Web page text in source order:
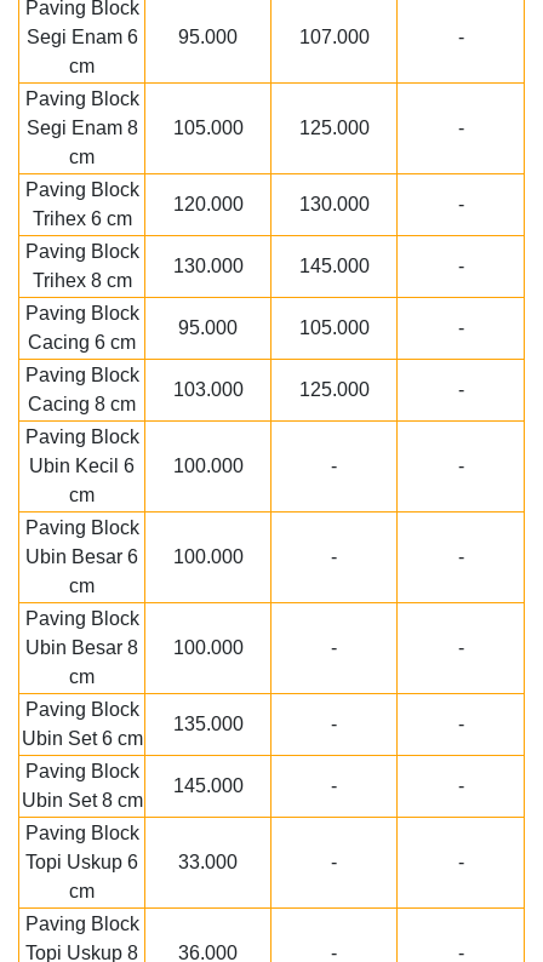
Paving Block
Segi Enam 6
cm
95.000 107.000 -
Paving Block
Segi Enam 8
cm
105.000 125.000 -
Paving Block
Trihex 6 cm
120.000 130.000 -
Paving Block
Trihex 8 cm
130.000 145.000 -
Paving Block
Cacing 6 cm
95.000 105.000 -
Paving Block
Cacing 8 cm
103.000 125.000 -
Paving Block
Ubin Kecil 6
cm
100.000 - -
Paving Block
Ubin Besar 6
cm
100.000 - -
Paving Block
Ubin Besar 8
cm
100.000 - -
Paving Block
Ubin Set 6 cm
135.000 - -
Paving Block
Ubin Set 8 cm
145.000 - -
Paving Block
Topi Uskup 6
cm
33.000 - -
Paving Block
Topi Uskup 8
36.000 - -